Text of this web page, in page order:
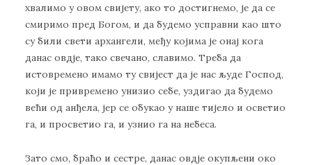
хвалимо у овом свијету, ако то достигнемо, је да се
смиримо пред Богом, и да будемо усправни као што
су били свети архангели, међу којима је онај кога
данас овдје, тако свечано, славимо. Треба да
истовремено имамо ту свијест да је нас људе Господ,
који је привремено унизио себе, уздигао да будемо
већи од анђела, јер се обукао у наше тијело и осветио
га, и просветио га, и узнио га на небеса.
Зато смо, браћо и сестре, данас овдје окупљени око